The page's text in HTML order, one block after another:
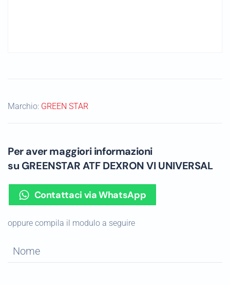
Marchio: GREEN STAR
Per aver maggiori informazioni
su GREENSTAR ATF DEXRON VI UNIVERSAL
Contattaci via WhatsApp
oppure compila il modulo a seguire